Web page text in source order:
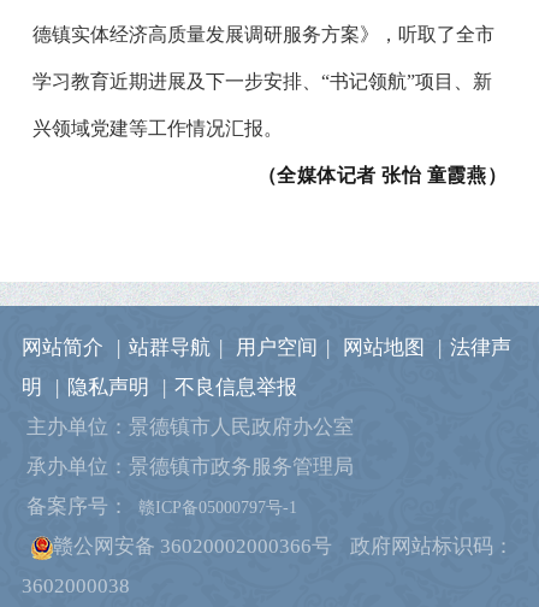
德镇实体经济高质量发展调研服务方案》，听取了全市
学习教育近期进展及下一步安排、“书记领航”项目、新
兴领域党建等工作情况汇报。
（全媒体记者 张怡 童霞燕）
网站简介 | 站群导航 | 用户空间 | 网站地图 | 法律声
明
| 隐私声明 | 不良信息举报
主办单位：景德镇市人民政府办公室
承办单位：景德镇市政务服务管理局
备案序号：
赣ICP备05000797号-1
赣公网安备 36020002000366号
政府网站标识码：
3602000038